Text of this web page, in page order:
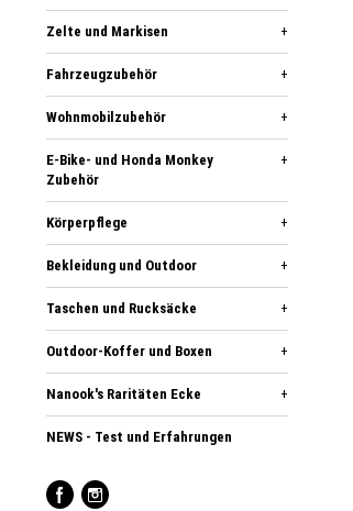
Zelte und Markisen +
Fahrzeugzubehör +
Wohnmobilzubehör +
E-Bike- und Honda Monkey
Zubehör
+
Körperpflege +
Bekleidung und Outdoor +
Taschen und Rucksäcke +
Outdoor-Koffer und Boxen +
Nanook's Raritäten Ecke +
NEWS - Test und Erfahrungen